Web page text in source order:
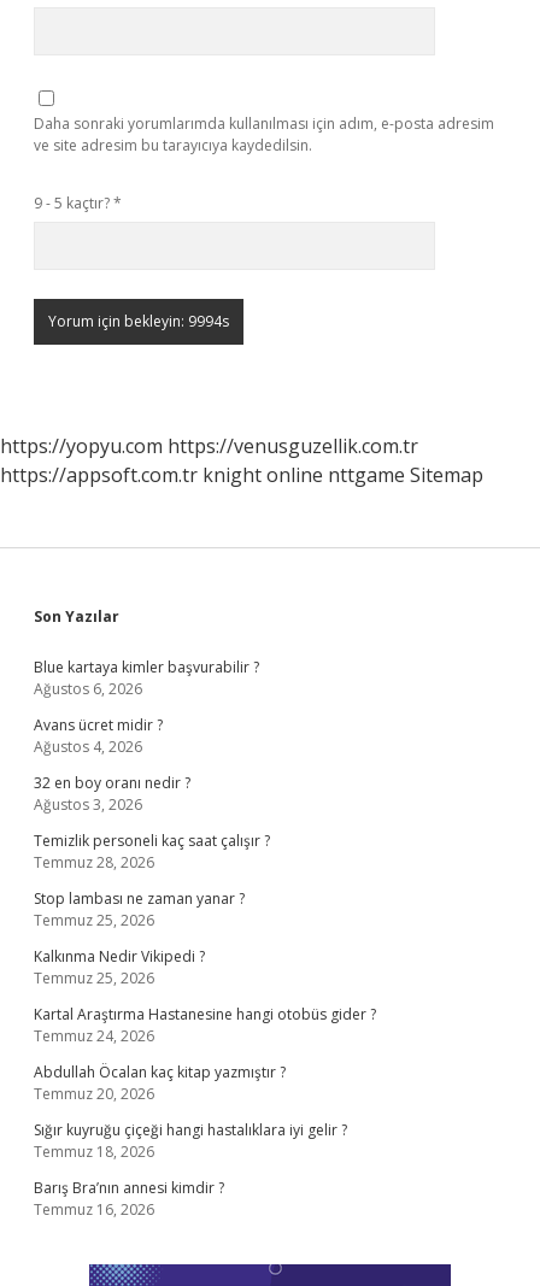
Daha sonraki yorumlarımda kullanılması için adım, e-posta adresim
ve site adresim bu tarayıcıya kaydedilsin.
9 - 5 kaçtır?*
https://yopyu.com https://venusguzellik.com.tr
https://appsoft.com.tr knight online nttgame Sitemap
Sidebar
Son Yazılar
Blue kartaya kimler başvurabilir ?
Ağustos 6, 2026
Avans ücret midir ?
Ağustos 4, 2026
32 en boy oranı nedir ?
Ağustos 3, 2026
Temizlik personeli kaç saat çalışır ?
Temmuz 28, 2026
Stop lambası ne zaman yanar ?
Temmuz 25, 2026
Kalkınma Nedir Vikipedi ?
Temmuz 25, 2026
Kartal Araştırma Hastanesine hangi otobüs gider ?
Temmuz 24, 2026
Abdullah Öcalan kaç kitap yazmıştır ?
Temmuz 20, 2026
Sığır kuyruğu çiçeği hangi hastalıklara iyi gelir ?
Temmuz 18, 2026
Barış Bra’nın annesi kimdir ?
Temmuz 16, 2026